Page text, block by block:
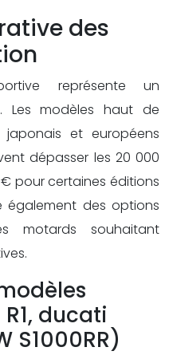
des
représente un
Les modèles haut de
et européens
dépasser les 20 000
pour certaines éditions
également des options
motards souhaitant
ducati
S1000RR)